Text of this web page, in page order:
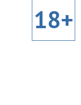
18+